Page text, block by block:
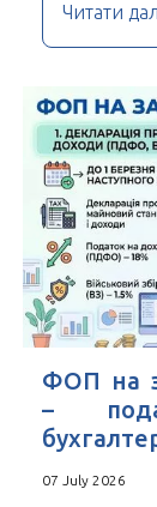
Читати
ФОП на
–
07 July 2026